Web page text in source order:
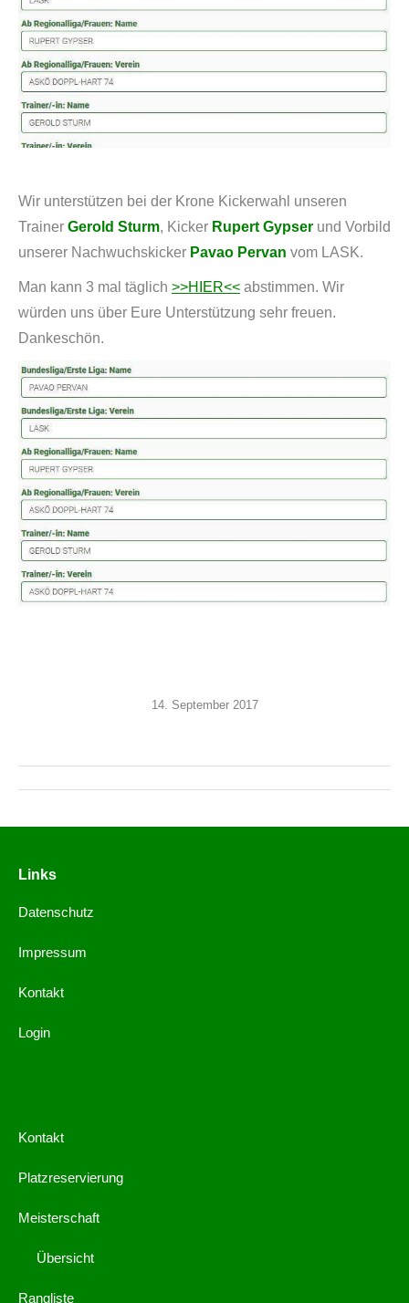
Wir unterstützen bei der Krone Kickerwahl unseren
Trainer Gerold Sturm, Kicker Rupert Gypser und Vorbild
unserer Nachwuchskicker Pavao Pervan vom LASK.
Man kann 3 mal täglich >>HIER<< abstimmen. Wir
würden uns über Eure Unterstützung sehr freuen.
Dankeschön.
14. September 2017
Links
Datenschutz
Impressum
Kontakt
Login
Kontakt
Platzreservierung
Meisterschaft
Übersicht
Rangliste